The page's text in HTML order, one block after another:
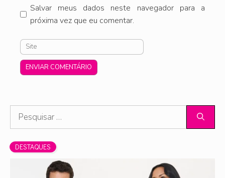
Salvar meus dados neste navegador para a
próxima vez que eu comentar.
Site
Pesquisar
DESTAQUES